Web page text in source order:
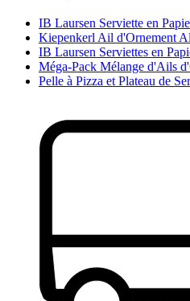
IB Laursen Serviette en
Kiepenkerl Ail d'Ornement
IB Laursen Serviettes en
Méga-Pack Mélange d'Ails
Pelle à Pizza et Plateau de